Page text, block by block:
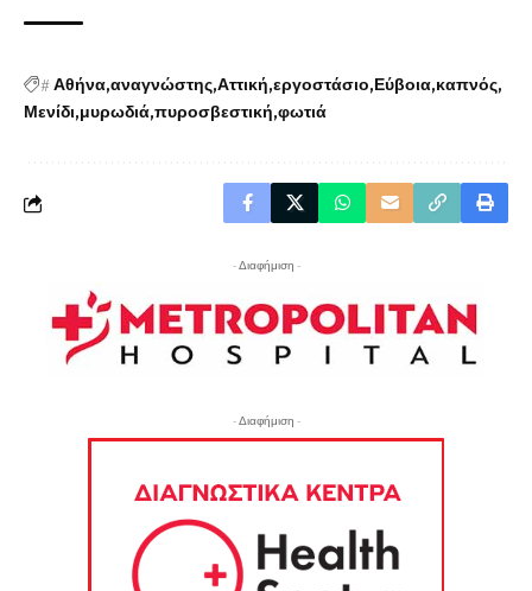
#Αθήνα αναγνώστης Αττική εργοστάσιο Εύβοια καπνός
Μενίδι μυρωδιά πυροσβεστική φωτιά
- Διαφήμιση -
- Διαφήμιση -